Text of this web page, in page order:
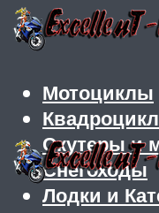
Мотоциклы
Скутеры и
Снегоходы
Лодки и